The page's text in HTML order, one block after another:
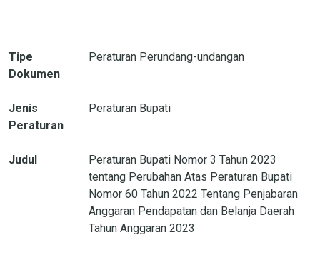
Tipe
Dokumen
Peraturan Perundang-undangan
Jenis
Peraturan
Peraturan Bupati
Judul
Peraturan Bupati Nomor 3 Tahun 2023
tentang Perubahan Atas Peraturan Bupati
Nomor 60 Tahun 2022 Tentang Penjabaran
Anggaran Pendapatan dan Belanja Daerah
Tahun Anggaran 2023